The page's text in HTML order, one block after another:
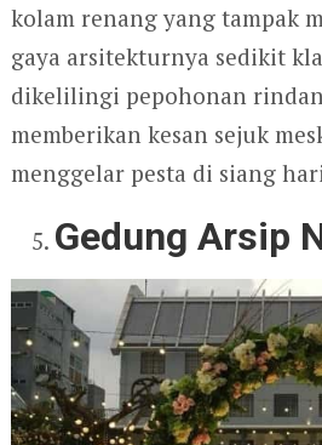
kolam renang yang tampak
gaya arsitekturnya sedikit
dikelilingi pepohonan
memberikan kesan sejuk
menggelar pesta di siang
Gedung Arsip